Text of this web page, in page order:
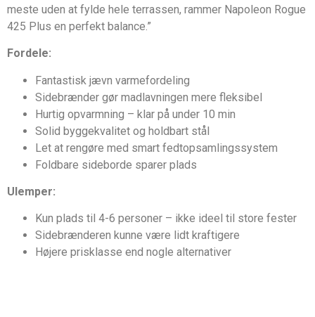
meste uden at fylde hele terrassen, rammer Napoleon Rogue
425 Plus en perfekt balance.”
Fordele:
Fantastisk jævn varmefordeling
Sidebrænder gør madlavningen mere fleksibel
Hurtig opvarmning – klar på under 10 min
Solid byggekvalitet og holdbart stål
Let at rengøre med smart fedtopsamlingssystem
Foldbare sideborde sparer plads
Ulemper:
Kun plads til 4-6 personer – ikke ideel til store fester
Sidebrænderen kunne være lidt kraftigere
Højere prisklasse end nogle alternativer